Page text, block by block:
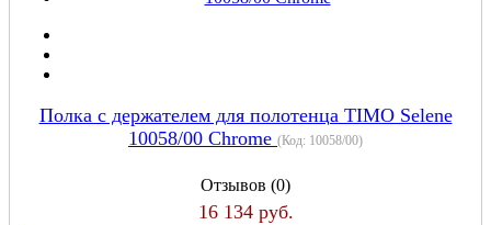
Полка с держателем для полотенца TIMO Selene
10058/00 Chrome (Код: 10058/00)
Отзывов (0)
16 134 руб.